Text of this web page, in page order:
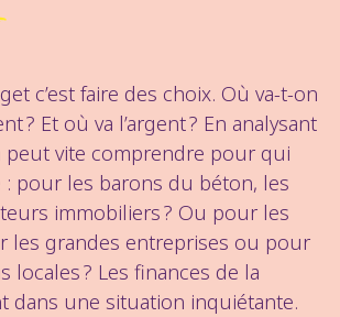
c’est faire des choix. Où va-t-on
? Et où va l’argent ? En analysant
vite comprendre pour qui
pour les barons du béton, les
immobiliers ? Ou pour les
les grandes entreprises ou pour
locales ? Les finances de la
dans une situation inquiétante.